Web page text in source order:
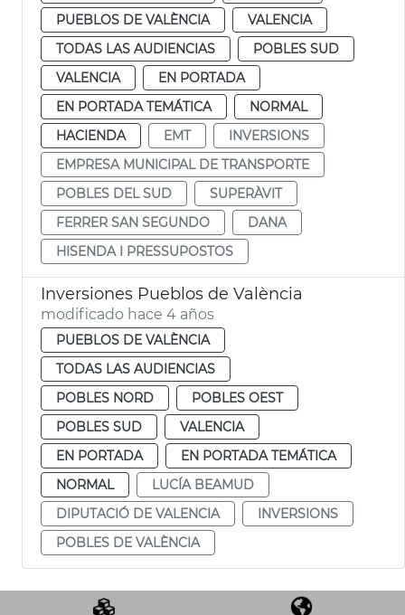
PUEBLOS DE VALÈNCIA
VALENCIA
TODAS LAS AUDIENCIAS
POBLES SUD
VALENCIA
EN PORTADA
EN PORTADA TEMÁTICA
NORMAL
HACIENDA
EMT
INVERSIONS
EMPRESA MUNICIPAL DE TRANSPORTE
POBLES DEL SUD
SUPERÀVIT
FERRER SAN SEGUNDO
DANA
HISENDA I PRESSUPOSTOS
Inversiones Pueblos de València
modificado hace 4 años
PUEBLOS DE VALÈNCIA
TODAS LAS AUDIENCIAS
POBLES NORD
POBLES OEST
POBLES SUD
VALENCIA
EN PORTADA
EN PORTADA TEMÁTICA
NORMAL
LUCÍA BEAMUD
DIPUTACIÓ DE VALENCIA
INVERSIONS
POBLES DE VALÈNCIA